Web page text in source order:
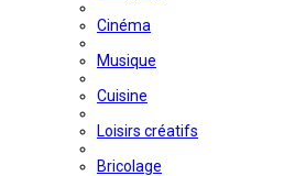
Cinéma
Musique
Cuisine
Loisirs créatifs
Bricolage